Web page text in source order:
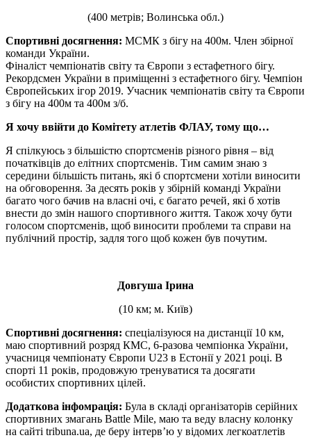
(400 метрів; Волинська обл.)
Спортивні досягнення: МСМК з бігу на 400м. Член збірної
команди України.
Фіналіст чемпіонатів світу та Європи з естафетного бігу.
Рекордсмен України в приміщенні з естафетного бігу. Чемпіон
Європейських ігор 2019. Учасник чемпіонатів світу та Європи
з бігу на 400м та 400м з/б.
Я хочу ввійти до Комітету атлетів ФЛАУ, тому що…
Я спілкуюсь з більшістю спортсменів різного рівня – від
початківців до елітних спортсменів. Тим самим знаю з
середини більшість питань, які б спортсмени хотіли виносити
на обговорення. За десять років у збірній команді України
багато чого бачив на власні очі, є багато речей, які б хотів
внести до змін нашого спортивного життя. Також хочу бути
голосом спортсменів, щоб виносити проблеми та справи на
публічний простір, задля того щоб кожен був почутим.
Довгуша Ірина
(10 км; м. Київ)
Спортивні досягнення: спеціалізуюся на дистанції 10 км,
маю спортивний розряд КМС, 6-разова чемпіонка України,
учасниця чемпіонату Європи U23 в Естонії у 2021 році. В
спорті 11 років, продовжую тренуватися та досягати
особистих спортивних цілей.
Додаткова інфомрація: Була в складі організаторів серійних
спортивних змагань Battle Mile, маю та веду власну колонку
на сайті tribuna.ua, де беру інтерв’ю у відомих легкоатлетів